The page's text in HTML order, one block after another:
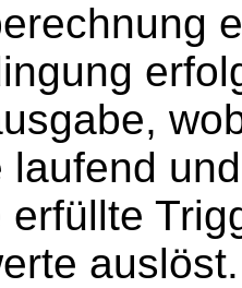
laufend
auslöst.